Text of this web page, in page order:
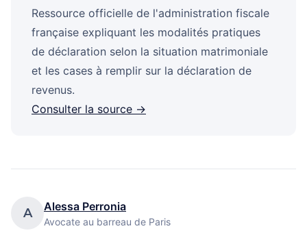
Ressource officielle de l'administration fiscale
française expliquant les modalités pratiques
de déclaration selon la situation matrimoniale
et les cases à remplir sur la déclaration de
revenus.
Consulter la source →
A Alessa Perronia
Avocate au barreau de Paris